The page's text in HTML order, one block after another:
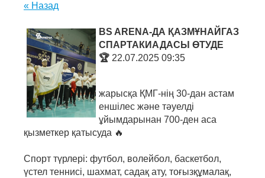
« Назад
BS ARENA-ДА ҚАЗМҰНАЙГАЗ
СПАРТАКИАДАСЫ ӨТУДЕ
🏆 22.07.2025 09:35
жарысқа ҚМГ-нің 30-дан астам
еншілес және тәуелді
ұйымдарынан 700-ден аса
қызметкер қатысуда 🔥
Спорт түрлері: футбол, волейбол, баскетбол,
үстел теннисі, шахмат, садақ ату, тоғызқұмалақ,